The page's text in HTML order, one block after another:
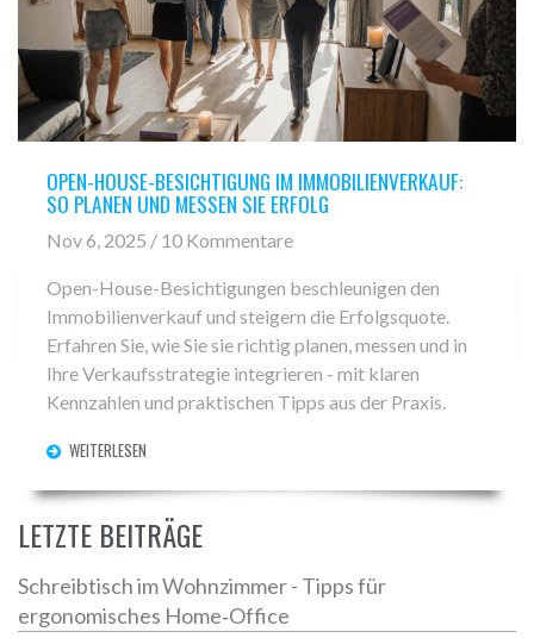
OPEN-HOUSE-BESICHTIGUNG IM IMMOBILIENVERKAUF:
SO PLANEN UND MESSEN SIE ERFOLG
Nov 6, 2025 / 10 Kommentare
Open-House-Besichtigungen beschleunigen den
Immobilienverkauf und steigern die Erfolgsquote.
Erfahren Sie, wie Sie sie richtig planen, messen und in
Ihre Verkaufsstrategie integrieren - mit klaren
Kennzahlen und praktischen Tipps aus der Praxis.
WEITERLESEN
LETZTE BEITRÄGE
Schreibtisch im Wohnzimmer - Tipps für
ergonomisches Home‑Office